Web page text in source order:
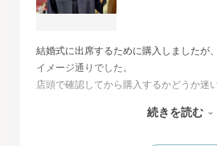
結婚式に出席するために購入しましたが
イメージ通りでした。
店頭で確認してから購入するかどうか迷
オンラインショップは写真数が多くじっ
続きを読む